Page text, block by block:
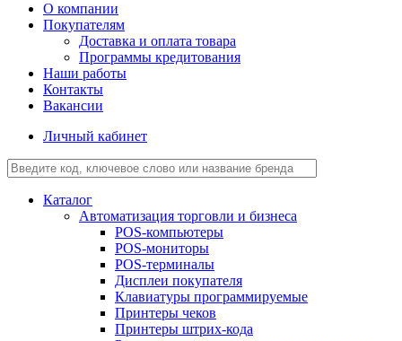
О компании
Покупателям
Доставка и оплата товара
Программы кредитования
Наши работы
Контакты
Вакансии
Личный кабинет
Каталог
Автоматизация торговли и бизнеса
POS-компьютеры
POS-мониторы
POS-терминалы
Дисплеи покупателя
Клавиатуры программируемые
Принтеры чеков
Принтеры штрих-кода